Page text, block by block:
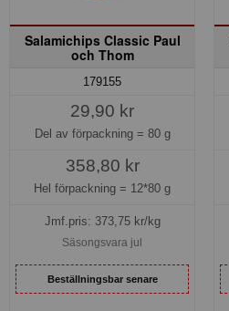
Salamichips Classic Paul
och Thom
179155
29,90 kr
Del av förpackning = 80 g
358,80 kr
Hel förpackning = 12*80 g
Jmf.pris: 373,75kr/kg
Säsongsvara jul
Beställningsbar senare